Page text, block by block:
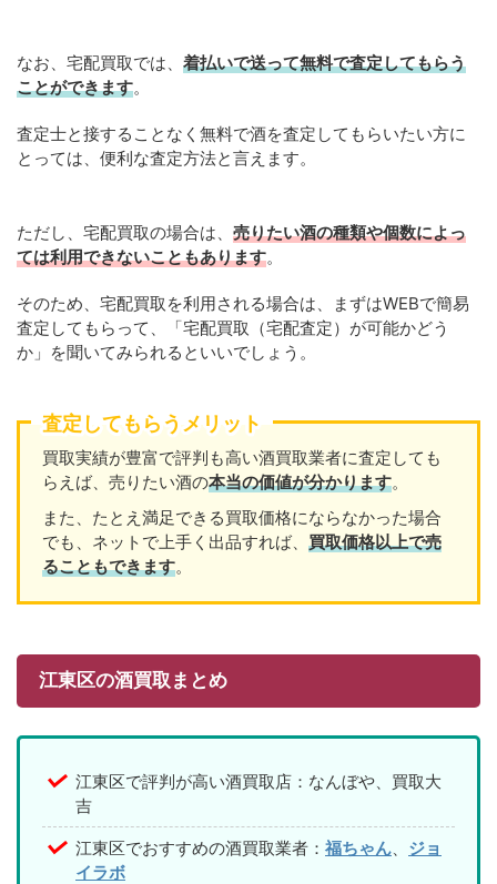
なお、宅配買取では、 着払いで送って無料で査定してもらう
ことができます。
査定士と接することなく無料で酒を査定してもらいたい方に
とっては、便利な査定方法と言えます。
ただし、宅配買取の場合は、 売りたい酒の種類や個数によっ
ては利用できないこともあります。
そのため、宅配買取を利用される場合は、まずはWEBで簡易
査定してもらって、「宅配買取（宅配査定）が可能かどう
か」を聞いてみられるといいでしょう。
査定してもらうメリット
買取実績が豊富で評判も高い酒買取業者に査定しても
らえば、売りたい酒の本当の価値が分かります。
また、たとえ満足できる買取価格にならなかった場合
でも、ネットで上手く出品すれば、 買取価格以上で売
ることもできます。
江東区の酒買取まとめ
江東区で評判が高い酒買取店：なんぼや、買取大
吉
江東区でおすすめの酒買取業者： 福ちゃん
ジョ
イラボ